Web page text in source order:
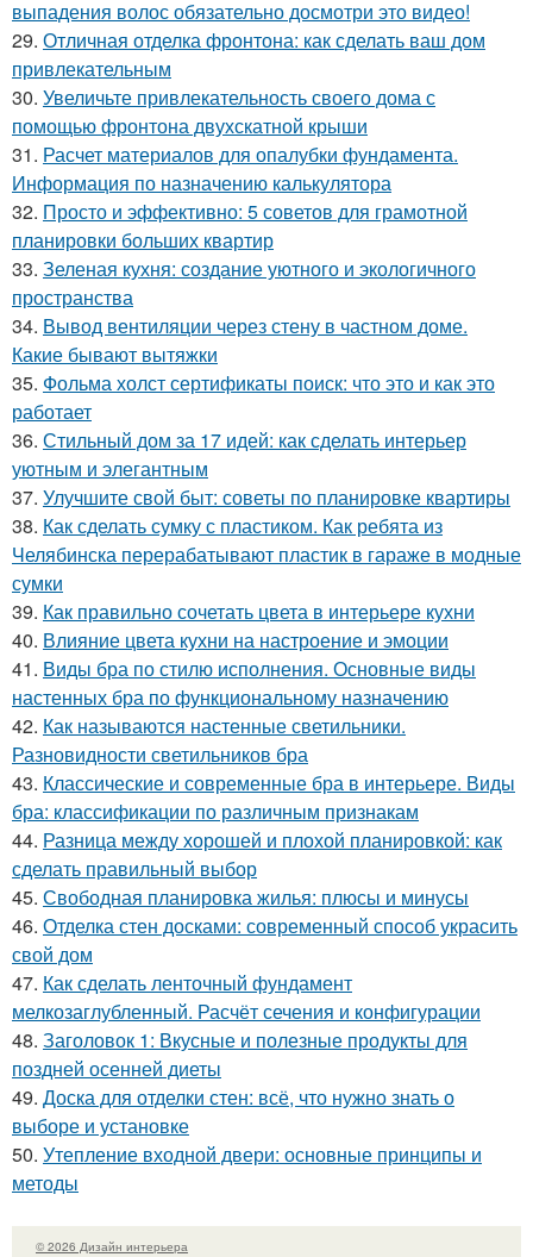
выпадения волос обязательно досмотри это видео!
29. Отличная отделка фронтона: как сделать ваш дом
привлекательным
30. Увеличьте привлекательность своего дома с
помощью фронтона двухскатной крыши
31. Расчет материалов для опалубки фундамента.
Информация по назначению калькулятора
32. Просто и эффективно: 5 советов для грамотной
планировки больших квартир
33. Зеленая кухня: создание уютного и экологичного
пространства
34. Вывод вентиляции через стену в частном доме.
Какие бывают вытяжки
35. Фольма холст сертификаты поиск: что это и как это
работает
36. Стильный дом за 17 идей: как сделать интерьер
уютным и элегантным
37. Улучшите свой быт: советы по планировке квартиры
38. Как сделать сумку с пластиком. Как ребята из
Челябинска перерабатывают пластик в гараже в модные
сумки
39. Как правильно сочетать цвета в интерьере кухни
40. Влияние цвета кухни на настроение и эмоции
41. Виды бра по стилю исполнения. Основные виды
настенных бра по функциональному назначению
42. Как называются настенные светильники.
Разновидности светильников бра
43. Классические и современные бра в интерьере. Виды
бра: классификации по различным признакам
44. Разница между хорошей и плохой планировкой: как
сделать правильный выбор
45. Свободная планировка жилья: плюсы и минусы
46. Отделка стен досками: современный способ украсить
свой дом
47. Как сделать ленточный фундамент
мелкозаглубленный. Расчёт сечения и конфигурации
48. Заголовок 1: Вкусные и полезные продукты для
поздней осенней диеты
49. Доска для отделки стен: всё, что нужно знать о
выборе и установке
50. Утепление входной двери: основные принципы и
методы
© 2026 Дизайн интерьера